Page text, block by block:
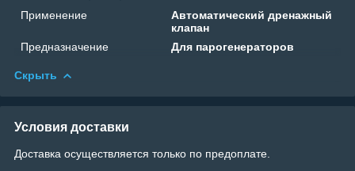
Применение
Автоматический дренажный
клапан
Предназначение
Для парогенераторов
Скрыть
Условия доставки
Доставка осуществляется только по предоплате.